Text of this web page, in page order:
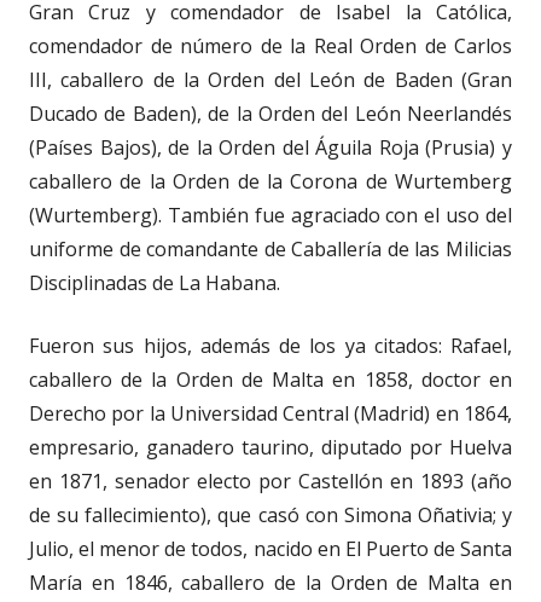
Gran Cruz y comendador de Isabel la Católica,
comendador de número de la Real Orden de Carlos
III, caballero de la Orden del León de Baden (Gran
Ducado de Baden), de la Orden del León Neerlandés
(Países Bajos), de la Orden del Águila Roja (Prusia) y
caballero de la Orden de la Corona de Wurtemberg
(Wurtemberg). También fue agraciado con el uso del
uniforme de comandante de Caballería de las Milicias
Disciplinadas de La Habana.
Fueron sus hijos, además de los ya citados: Rafael,
caballero de la Orden de Malta en 1858, doctor en
Derecho por la Universidad Central (Madrid) en 1864,
empresario, ganadero taurino, diputado por Huelva
en 1871, senador electo por Castellón en 1893 (año
de su fallecimiento), que casó con Simona Oñativia; y
Julio, el menor de todos, nacido en El Puerto de Santa
María en 1846, caballero de la Orden de Malta en